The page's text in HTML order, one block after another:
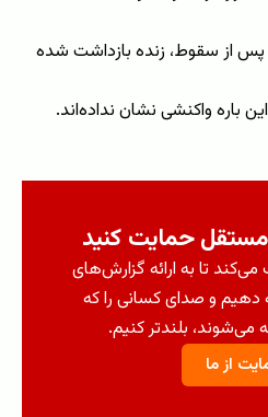
پس از سقوط، زنده بازداشت شده
باره واکنشی نشان نداده‌اند.
مستقل حمایت کنید
تا به ارائه گزارش‌های
و صدای کسانی را که
می‌شوند، بلندتر کنیم.
از ما